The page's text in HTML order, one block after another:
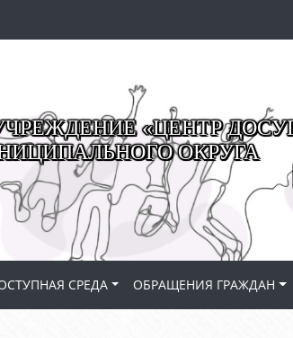
«ЦЕНТР
ОКРУГА
СРЕДА ОБРАЩЕНИЯ ГРАЖДАН